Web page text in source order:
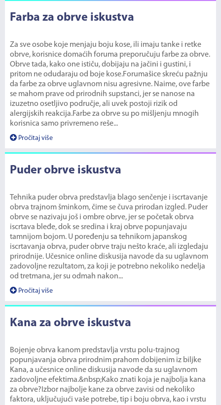
Farba za obrve iskustva
Za sve osobe koje menjaju boju kose, ili imaju tanke i retke
obrve, korisnice domaćih foruma preporučuju farbe za obrve.
Obrve tada, kako one ističu, dobijaju na jačini i gustini, i
pritom ne odudaraju od boje kose.Forumašice skreću pažnju
da farbe za obrve uglavnom nisu agresivne. Naime, ove farbe
se mahom prave od prirodnih supstanci, jer se nanose na
izuzetno osetljivo područje, ali uvek postoji rizik od
alergijskih reakcija.Farbe za obrve su po mišljenju mnogih
korisnica samo privremeno reše...
Pročitaj više
Puder obrve iskustva
Tehnika puder obrva predstavlja blago senčenje i iscrtavanje
obrva trajnom šminkom, čime se čuva prirodan izgled. Puder
obrve se nazivaju još i ombre obrve, jer se početak obrva
iscrtava bleđe, dok se sredina i kraj obrve popunjavaju
tamnijom bojom. U poređenju sa tehnikom japanskog
iscrtavanja obrva, puder obrve traju nešto kraće, ali izgledaju
prirodnije. Učesnice online diskusija navode da su uglavnom
zadovoljne rezultatom, za koji je potrebno nekoliko nedelja
od tretmana, jer su odmah nakon...
Pročitaj više
Kana za obrve iskustva
Bojenje obrva kanom predstavlja vrstu polu-trajnog
popunjavanja obrva prirodnim prahom dobijenim iz biljke
Kana, a učesnice online diskusija navode da su uglavnom
zadovoljne efektima.&nbsp;Kako znati koja je najbolja kana
za obrve?Izbor najbolje kane za obrve zavisi od nekoliko
faktora, uključujući vaše potrebe, tip i boju obrva, kao i vrstu